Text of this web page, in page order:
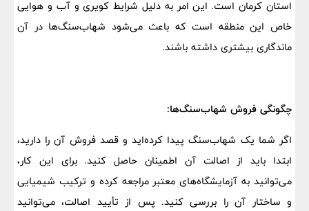
استان کرمان است. این امر به دلیل شرایط کویری و آب و هوایی
خاص این منطقه است که باعث می‌شود شهاب‌سنگ‌ها در آن
ماندگاری بیشتری داشته باشند.
چگونگی فروش شهاب‌سنگ‌ها:
اگر شما یک شهاب‌سنگ پیدا کرده‌اید و قصد فروش آن را دارید،
ابتدا باید از اصالت آن اطمینان حاصل کنید. برای این کار،
می‌توانید به آزمایشگاه‌های معتبر مراجعه کرده و ترکیب شیمیایی
و ساختار آن را بررسی کنید. پس از تأیید اصالت، می‌توانید